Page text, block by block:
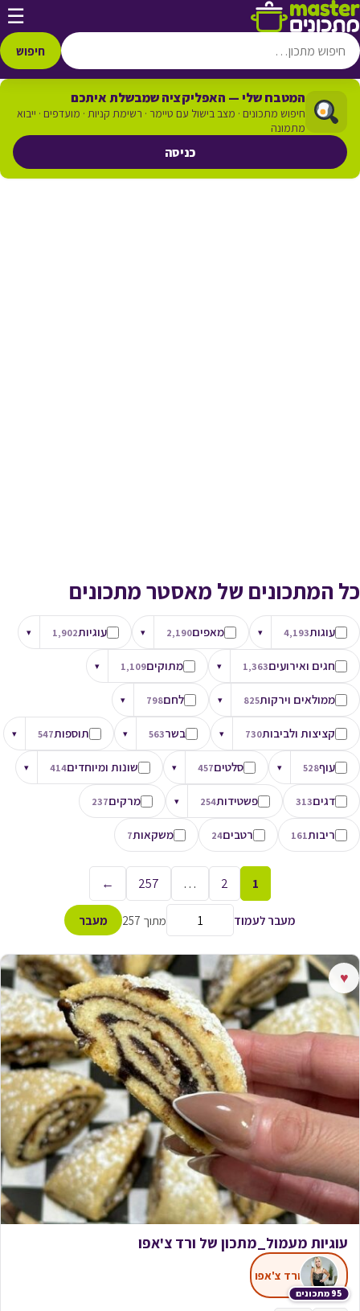
דלג לתוכן ☰
חיפוש
המטבח שלי — האפליקציה שמבשלת איתכם
חיפוש מתכונים · מצב בישול עם טיימר · רשימת קניות · מועדפים · ייבוא
מתמונה
כניסה
כל המתכונים של מאסטר מתכונים
עוגות4,193
▾ מאפים2,190
▾ עוגיות1,902
▾
חגים ואירועים1,363
▾ מתוקים1,109
▾
ממולאים וירקות825
▾ לחם798
▾
קציצות ולביבות730
▾ בשר563
▾ תוספות547
▾
עוף528
▾ סלטים457
▾ שונות ומיוחדים414
▾
דגים313 פשטידות254
▾ מרקים237
ריבות161 רטבים24 משקאות7
1
2
…
257
←
מעבר לעמוד מתוך 257 מעבר
♥
עוגיות מעמול_מתכון של ורד צ'אפו
95 מתכונים
ורד צ'אפו